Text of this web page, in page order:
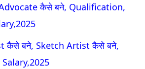
कैसे बने, Qualification,
कैसे बने, Sketch Artist कैसे बने,